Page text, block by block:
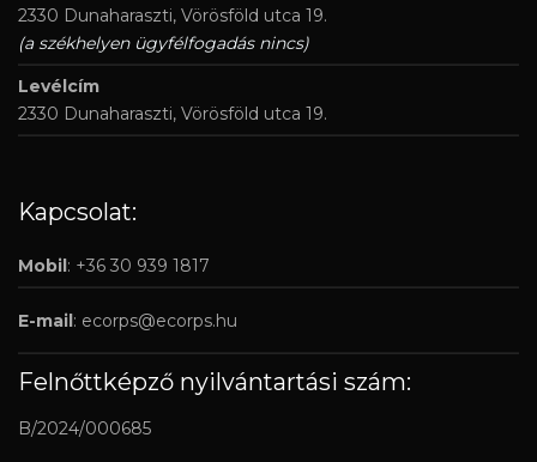
2330 Dunaharaszti, Vörösföld utca 19.
(a székhelyen ügyfélfogadás nincs)
Levélcím
2330 Dunaharaszti, Vörösföld utca 19.
Kapcsolat:
Mobil: +36 30 939 1817
E-mail: ecorps@ecorps.hu
Felnőttképző nyilvántartási szám:
B/2024/000685